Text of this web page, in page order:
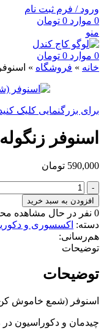
ورود / فرم ثبت نام
0 موارد 0 تومان
منو
0 موارد 0 تومان
خانه » فروشگاه »
برای بزرگنمایی کلیک
اسنوفر
590,000 تومان
اسنوفر
زنگوله
(شمع
خاموش
کن)
عدد
افزودن به سبد خرید
0 نفر در حال مشاهده
دسته: اکسسوری و
هم‌رسانی:
توضیحات
توضیحات
اسنوفر (شمع خاموش
چیدمان و دکوراسیون در